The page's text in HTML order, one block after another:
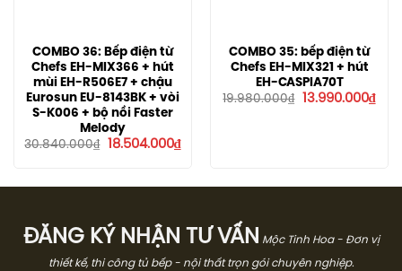
COMBO 36: Bếp điện từ
Chefs EH-MIX366 + hút
mùi EH-R506E7 + chậu
Eurosun EU-8143BK + vòi
S-K006 + bộ nồi Faster
Melody
30.840.000₫
Giá
18.504.000₫Giá
18.504.000₫.
COMBO 35: bếp điện từ
Chefs EH-MIX321 + hút
EH-CASPIA70T
19.980.000₫
Giá
13.990.000₫Giá
ĐĂNG KÝ NHẬN TƯ VẤN Mộc Tinh Hoa - Đơn vị
thiết kế, thi công tủ bếp - nội thất trọn gói chuyên nghiệp.